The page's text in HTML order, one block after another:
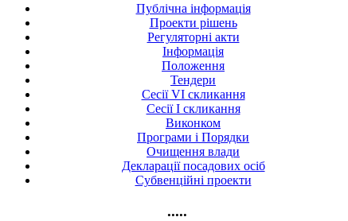
Публічна інформація
Проекти рішень
Регуляторні акти
Інформація
Положення
Тендери
Сесії VI скликання
Сесії I скликання
Виконком
Програми і Порядки
Очищення влади
Декларації посадових осіб
Субвенційні проекти
.....